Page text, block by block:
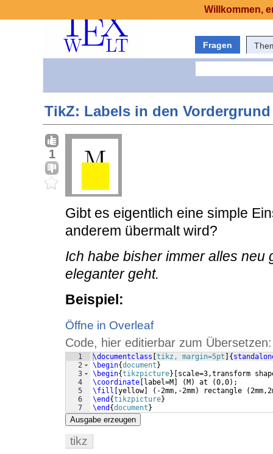
Fragen
TikZ: Labels in den
1
Gibt es eigentlich eine simple
anderem übermalt wird?
Ich habe bisher immer alles neu
eleganter geht.
Beispiel:
Öffne in Overleaf
Code, hier editierbar zum Übersetzen:
1
2
3
4
5
6
7
\documentclass tikz, margin=5pt {
\begin{document }
\begin{tikzpicture}
scale=3,transform
\coordinate
label=M ( M ) at (0,0) ;
\fill yellow] ( -2mm,-2mm) rectangle (
\end {tikzpicture}
\end {document }
Ausgabe erzeugen
tikz
Willkommen,